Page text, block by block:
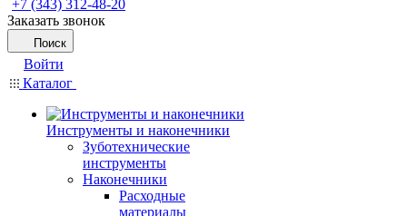
+7 (343) 312-48-20
Заказать звонок
Поиск
Войти
Каталог
Инструменты и наконечники
Зуботехнические
инструменты
Наконечники
Расходные
материалы